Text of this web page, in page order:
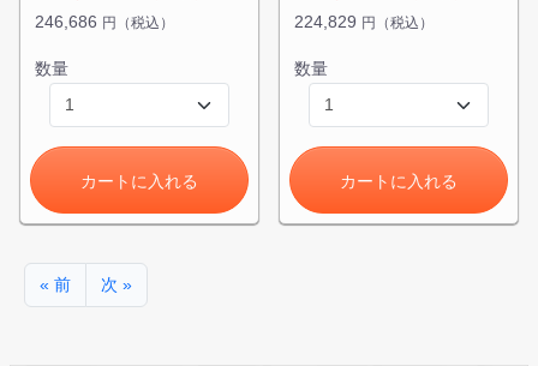
246,686 円（税込）
数量
カートに入れる
224,829 円（税込）
数量
カートに入れる
« 前 次 »